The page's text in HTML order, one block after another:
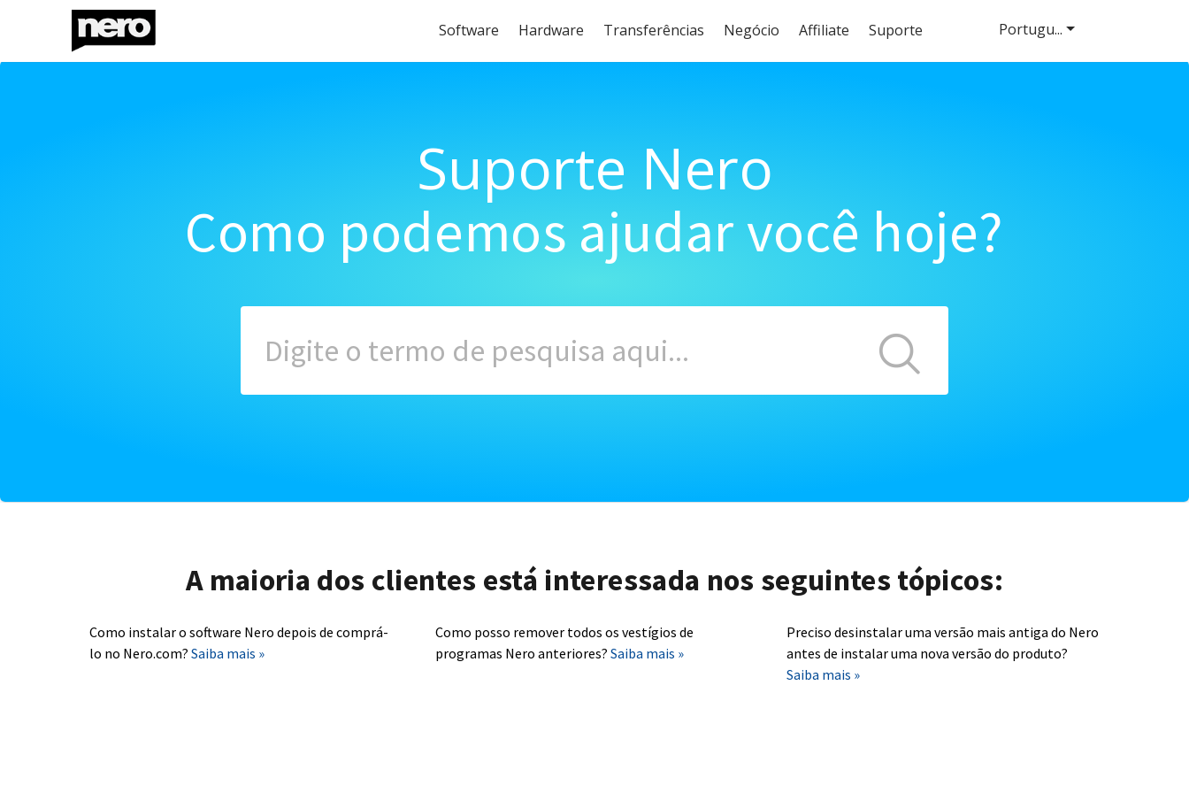
Software Hardware Transferências Negócio Affiliate Suporte
Suporte Nero
Como podemos ajudar você hoje?
A maioria dos clientes está interessada nos seguintes tópicos:
Como instalar o software Nero depois de comprá-
lo no Nero.com? Saiba mais »
Como posso remover todos os vestígios de
programas Nero anteriores? Saiba mais »
Preciso desinstalar uma versão mais antiga do Nero
antes de instalar uma nova versão do produto?
Saiba mais »
Portugu...